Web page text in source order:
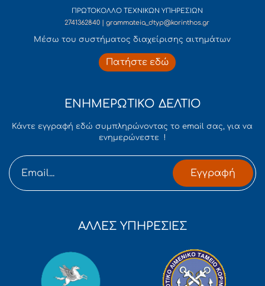
ΠΡΩΤΟΚΟΛΛΟ ΤΕΧΝΙΚΩΝ ΥΠΗΡΕΣΙΩΝ
2741362840 | grammateia_dtyp@korinthos.gr
Mέσω του συστήματος διαχείρισης αιτημάτων
Πατήστε εδώ
ΕΝΗΜΕΡΩΤΙΚΟ ΔΕΛΤΙΟ
Κάντε εγγραφή εδώ συμπληρώνοντας το email σας, για να
ενημερώνεστε !
Εγγραφή
ΑΛΛΕΣ ΥΠΗΡΕΣΙΕΣ